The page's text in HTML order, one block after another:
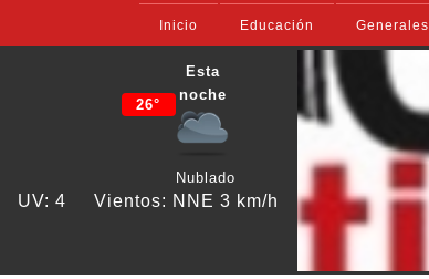
Inicio Educación Generales
26°
Esta
noche
Nublado
UV: 4 Vientos: NNE 3 km/h